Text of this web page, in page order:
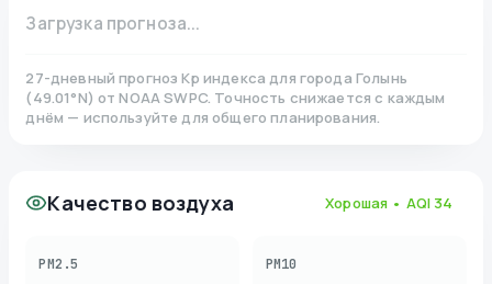
Загрузка прогноза...
27-дневный прогноз Kp индекса для города Голынь
(49.01°N)от NOAA SWPC. Точность снижается с каждым
днём — используйте для общего планирования.
Качество воздуха Хорошая • AQI 34
PM2.5 PM10